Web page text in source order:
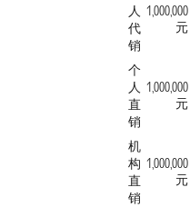
人
代
销
1,000,000
元
个
人
直
销
1,000,000
元
机
构
直
销
1,000,000
元